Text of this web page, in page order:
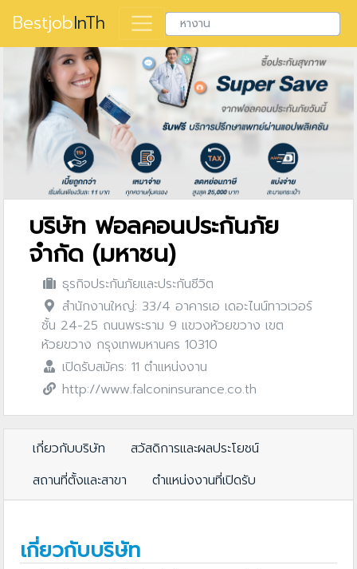
BestjobInTh
บริษัท ฟอลคอนประกันภัย
จำกัด (มหาชน)
ธุรกิจประกันภัยและประกันชีวิต
สำนักงานใหญ่: 33/4 อาคารเอ เดอะไนน์ทาวเวอร์
ชั้น 24-25 ถนนพระราม 9 แขวงห้วยขวาง เขต
ห้วยขวาง กรุงเทพมหานคร 10310
เปิดรับสมัคร: 11 ตำแหน่งงาน
http://www.falconinsurance.co.th
เกี่ยวกับบริษัท
สวัสดิการและผลประโยชน์
สถานที่ตั้งและสาขา
ตำแหน่งงานที่เปิดรับ
เกี่ยวกับบริษัท